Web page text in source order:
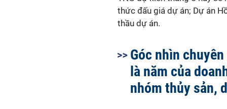
thức đấu giá dự án; Dự án
thầu dự án.
Góc nhìn
là năm của
nhóm thủy sản,